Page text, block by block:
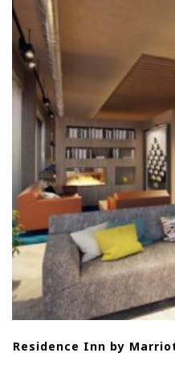
Residence Inn by